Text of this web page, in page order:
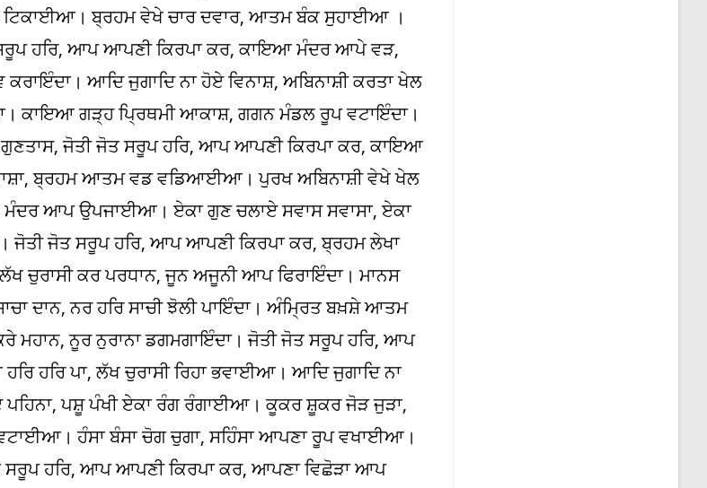
ਬ੍ਰਹਮ ਵੇਖੇ ਚਾਰ ਦਵਾਰ, ਆਤਮ ਬੰਕ ਸੁਹਾਈਆ ।
ਹਰਿ, ਆਪ ਆਪਣੀ ਕਿਰਪਾ ਕਰ, ਕਾਇਆ ਮੰਦਰ ਆਪੇ ਵੜ,
ਆਦਿ ਜੁਗਾਦਿ ਨਾ ਹੋਏ ਵਿਨਾਸ਼, ਅਬਿਨਾਸ਼ੀ ਕਰਤਾ ਖੇਲ
ਕਾਇਆ ਗੜ੍ਹ ਪ੍ਰਿਥਮੀ ਆਕਾਸ਼, ਗਗਨ ਮੰਡਲ ਰੂਪ ਵਟਾਇੰਦਾ।
ਜੋਤੀ ਜੋਤ ਸਰੂਪ ਹਰਿ, ਆਪ ਆਪਣੀ ਕਿਰਪਾ ਕਰ, ਕਾਇਆ
ਬ੍ਰਹਮ ਆਤਮ ਵਡ ਵਡਿਆਈਆ। ਪੁਰਖ ਅਬਿਨਾਸ਼ੀ ਵੇਖੇ ਖੇਲ
ਮੰਦਰ ਆਪ ਉਪਜਾਈਆ। ਏਕਾ ਗੁਣ ਚਲਾਏ ਸਵਾਸ ਸਵਾਸਾ, ਏਕਾ
ਜੋਤ ਸਰੂਪ ਹਰਿ, ਆਪ ਆਪਣੀ ਕਿਰਪਾ ਕਰ, ਬ੍ਰਹਮ ਲੇਖਾ
ਚੁਰਾਸੀ ਕਰ ਪਰਧਾਨ, ਜੂਨ ਅਜੂਨੀ ਆਪ ਫਿਰਾਇੰਦਾ। ਮਾਨਸ
ਦਾਨ, ਨਰ ਹਰਿ ਸਾਚੀ ਝੋਲੀ ਪਾਇੰਦਾ। ਅੰਮ੍ਰਿਤ ਬਖ਼ਸ਼ੇ ਆਤਮ
ਮਹਾਨ, ਨੂਰ ਨੁਰਾਨਾ ਡਗਮਗਾਇੰਦਾ। ਜੋਤੀ ਜੋਤ ਸਰੂਪ ਹਰਿ, ਆਪ
ਹਰਿ ਪਾ, ਲੱਖ ਚੁਰਾਸੀ ਰਿਹਾ ਭਵਾਈਆ। ਆਦਿ ਜੁਗਾਦਿ ਨਾ
ਪਸ਼ੂ ਪੰਖੀ ਏਕਾ ਰੰਗ ਰੰਗਾਈਆ। ਕੂਕਰ ਸ਼ੂਕਰ ਜੋੜ ਜੁੜਾ,
ਹੰਸਾ ਬੰਸਾ ਚੋਗ ਚੁਗਾ, ਸਹਿੰਸਾ ਆਪਣਾ ਰੂਪ ਵਖਾਈਆ।
ਹਰਿ, ਆਪ ਆਪਣੀ ਕਿਰਪਾ ਕਰ, ਆਪਣਾ ਵਿਛੋੜਾ ਆਪ